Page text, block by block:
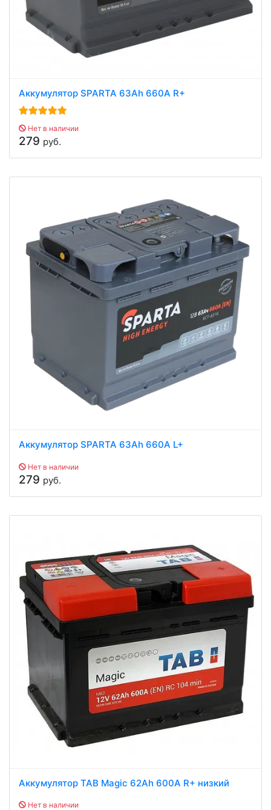
Аккумулятор SPARTA 63Ah 660A R+
Нет в наличии
279 руб.
Аккумулятор SPARTA 63Ah 660A L+
Нет в наличии
279 руб.
Аккумулятор TAB Magic 62Ah 600A R+ низкий
Нет в наличии